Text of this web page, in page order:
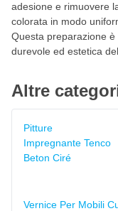
adesione e rimuovere
colorata in modo
Questa preparazione
durevole ed estetica
Altre
Pitture
Impregnante Tenco
Beton Ciré
Vernice Per Mobili